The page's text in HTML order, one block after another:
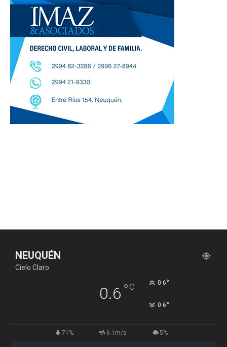
NEUQUÉN
Cielo Claro
0.6 °C 0.6°
0.6°
71% 6.1m/s 5%